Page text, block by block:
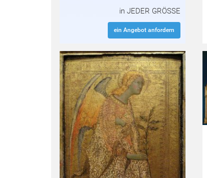
in JEDER GRÖSSE
ein Angebot anfordern